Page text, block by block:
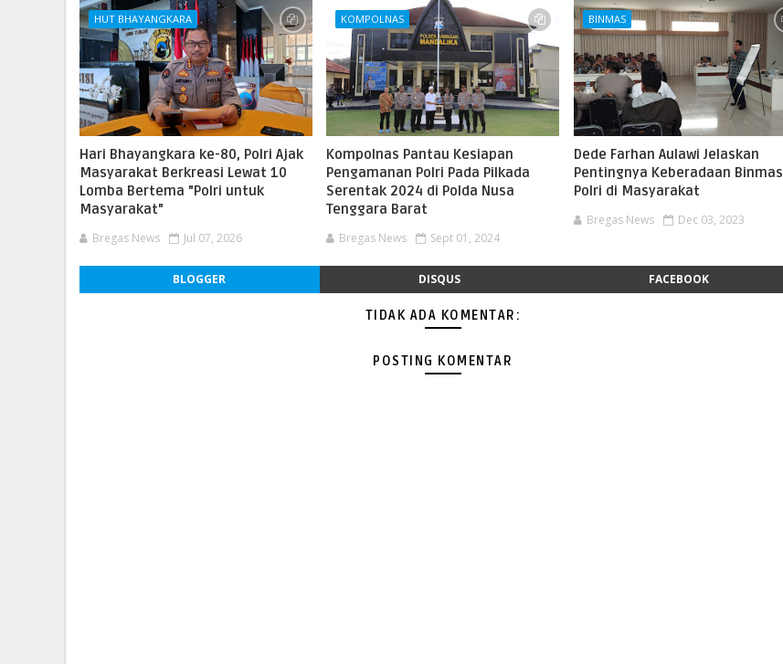
HUT BHAYANGKARA
​Hari Bhayangkara ke-80, Polri Ajak
Masyarakat Berkreasi Lewat 10
Lomba Bertema "Polri untuk
Masyarakat"
Bregas News Jul 07, 2026
KOMPOLNAS
Kompolnas Pantau Kesiapan
Pengamanan Polri Pada Pilkada
Serentak 2024 di Polda Nusa
Tenggara Barat
Bregas News Sept 01, 2024
BINMAS
Dede Farhan Aulawi Jelaskan
Pentingnya Keberadaan Binmas
Polri di Masyarakat
Bregas News Dec 03, 2023
BLOGGER DISQUS FACEBOOK
TIDAK ADA KOMENTAR:
POSTING KOMENTAR